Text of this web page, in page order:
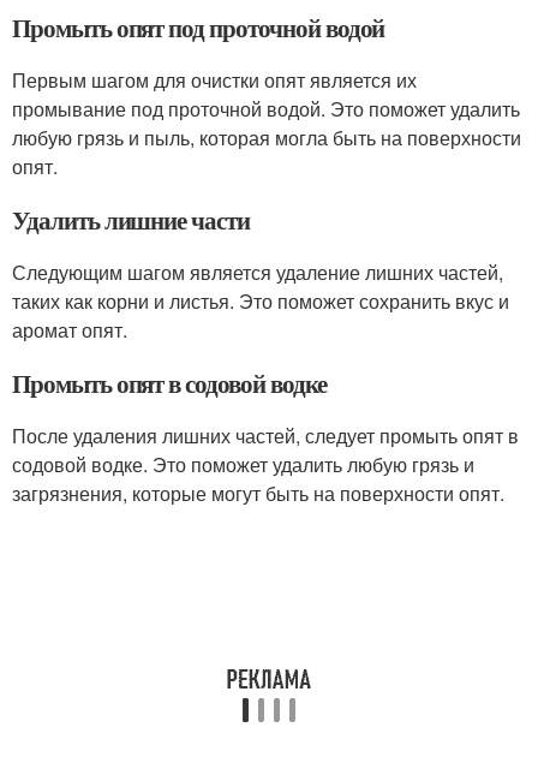
Промыть опят под проточной водой
Первым шагом для очистки опят является их
промывание под проточной водой. Это поможет удалить
любую грязь и пыль, которая могла быть на поверхности
опят.
Удалить лишние части
Следующим шагом является удаление лишних частей,
таких как корни и листья. Это поможет сохранить вкус и
аромат опят.
Промыть опят в содовой водке
После удаления лишних частей, следует промыть опят в
содовой водке. Это поможет удалить любую грязь и
загрязнения, которые могут быть на поверхности опят.